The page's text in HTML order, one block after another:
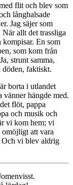
flit och blev som
långhalsade
Jag säjer som
När allt det trassliga
En som
som kom från
strunt samma,
döden, faktiskt.
borta i utlandet
hängde med.
flöt, pappa
och musik och
vi kom hem; vi
att vara
Och vi blev aldrig